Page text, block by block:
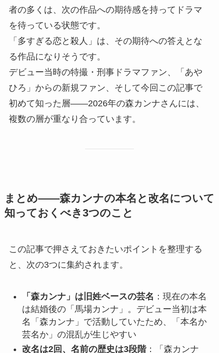
者の多くは、次の作品への期待感を持ってドラマ
を待っている状態です。
「多すぎる恋と殺人」は、その期待への答えとな
る作品になりそうです。
デビュー当時の特撮・刑事ドラマファン、「あや
ひろ」からの新規ファン、そして今回この記事で
初めて知った層——2026年の森カンナさんには、
複数の層が重なり合っています。
まとめ——森カンナの本名と改名について
知っておくべき3つのこと
この記事で押さえておきたいポイントを整理する
と、次の3つに集約されます。
「森カンナ」は旧姓ベースの芸名 ：現在の本名
は結婚後の「馬場カンナ」。デビュー当初は本
名「森カンナ」で活動していたため、「本名か
芸名か」の混乱が生じやすい
改名は2回、名前の歴史は3段階：「森カンナ